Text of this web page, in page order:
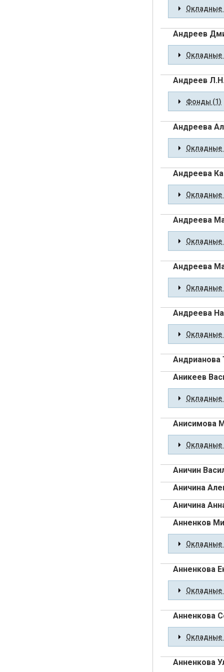
Окладные
Андреев
Окладные
Андреев
Фонды (1)
Андреева
Окладные
Андреева
Окладные
Андреева
Окладные
Андреева
Окладные
Андреева
Окладные
Андрианова
Аникеев
Окладные
Анисимова
Окладные
Аничин
Аничина
Аничина
Анненков
Окладные
Анненкова
Окладные
Анненкова
Окладные
Анненкова